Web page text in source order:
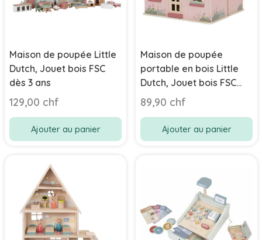
Maison de poupée Little
Dutch, Jouet bois FSC
dès 3 ans
129,00 chf
Ajouter au panier
Maison de poupée
portable en bois Little
Dutch, Jouet bois FSC
dès 3 ans
89,90 chf
Ajouter au panier